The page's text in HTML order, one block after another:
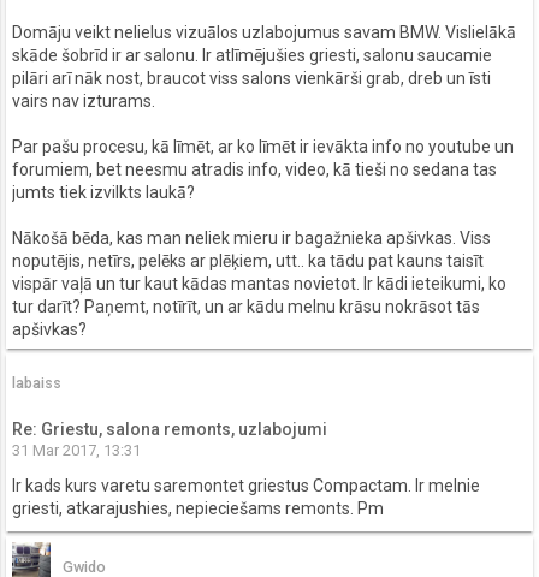
Domāju veikt nelielus vizuālos uzlabojumus savam BMW. Vislielākā
skāde šobrīd ir ar salonu. Ir atlīmējušies griesti, salonu saucamie
pilāri arī nāk nost, braucot viss salons vienkārši grab, dreb un īsti
vairs nav izturams.
Par pašu procesu, kā līmēt, ar ko līmēt ir ievākta info no youtube un
forumiem, bet neesmu atradis info, video, kā tieši no sedana tas
jumts tiek izvilkts laukā?
Nākošā bēda, kas man neliek mieru ir bagažnieka apšivkas. Viss
noputējis, netīrs, pelēks ar plēķiem, utt.. ka tādu pat kauns taisīt
vispār vaļā un tur kaut kādas mantas novietot. Ir kādi ieteikumi, ko
tur darīt? Paņemt, notīrīt, un ar kādu melnu krāsu nokrāsot tās
apšivkas?
labaiss
Re: Griestu, salona remonts, uzlabojumi
31 Mar 2017, 13:31
Ir kads kurs varetu saremontet griestus Compactam. Ir melnie
griesti, atkarajushies, nepieciešams remonts. Pm
Gwido